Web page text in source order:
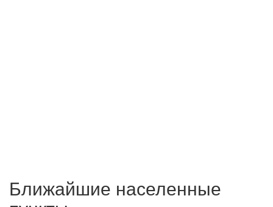
Ближайшие населенные